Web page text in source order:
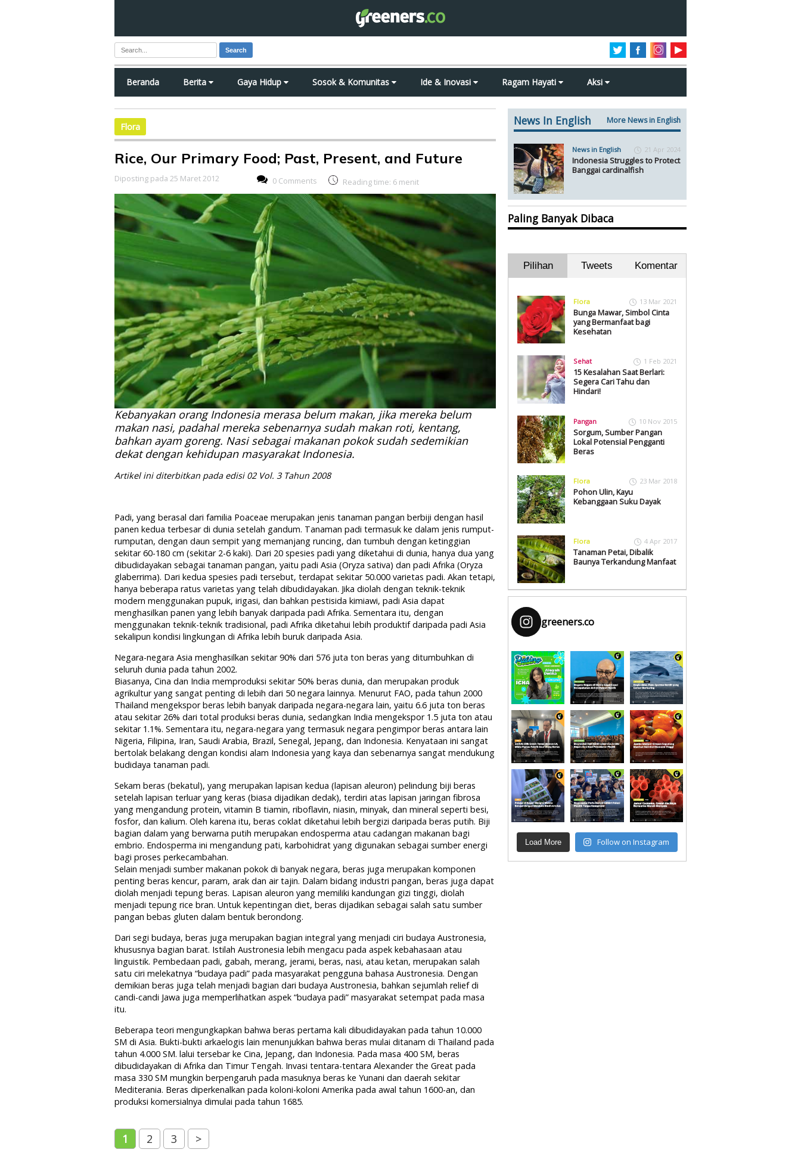
Search
Beranda Berita Gaya Hidup Sosok & Komunitas Ide & Inovasi Ragam Hayati Aksi
Flora
Rice, Our Primary Food; Past, Present, and Future
Diposting pada 25 Maret 2012 0 Comments Reading time: 6 menit
Kebanyakan orang Indonesia merasa belum makan, jika mereka belum
makan nasi, padahal mereka sebenarnya sudah makan roti, kentang,
bahkan ayam goreng. Nasi sebagai makanan pokok sudah sedemikian
dekat dengan kehidupan masyarakat Indonesia.
Artikel ini diterbitkan pada edisi 02 Vol. 3 Tahun 2008
Padi, yang berasal dari familia Poaceae merupakan jenis tanaman pangan berbiji dengan hasil
panen kedua terbesar di dunia setelah gandum. Tanaman padi termasuk ke dalam jenis rumput-
rumputan, dengan daun sempit yang memanjang runcing, dan tumbuh dengan ketinggian
sekitar 60-180 cm (sekitar 2-6 kaki). Dari 20 spesies padi yang diketahui di dunia, hanya dua yang
dibudidayakan sebagai tanaman pangan, yaitu padi Asia (Oryza sativa) dan padi Afrika (Oryza
glaberrima). Dari kedua spesies padi tersebut, terdapat sekitar 50.000 varietas padi. Akan tetapi,
hanya beberapa ratus varietas yang telah dibudidayakan. Jika diolah dengan teknik-teknik
modern menggunakan pupuk, irigasi, dan bahkan pestisida kimiawi, padi Asia dapat
menghasilkan panen yang lebih banyak daripada padi Afrika. Sementara itu, dengan
menggunakan teknik-teknik tradisional, padi Afrika diketahui lebih produktif daripada padi Asia
sekalipun kondisi lingkungan di Afrika lebih buruk daripada Asia.
Negara-negara Asia menghasilkan sekitar 90% dari 576 juta ton beras yang ditumbuhkan di
seluruh dunia pada tahun 2002.
Biasanya, Cina dan India memproduksi sekitar 50% beras dunia, dan merupakan produk
agrikultur yang sangat penting di lebih dari 50 negara lainnya. Menurut FAO, pada tahun 2000
Thailand mengekspor beras lebih banyak daripada negara-negara lain, yaitu 6.6 juta ton beras
atau sekitar 26% dari total produksi beras dunia, sedangkan India mengekspor 1.5 juta ton atau
sekitar 1.1%. Sementara itu, negara-negara yang termasuk negara pengimpor beras antara lain
Nigeria, Filipina, Iran, Saudi Arabia, Brazil, Senegal, Jepang, dan Indonesia. Kenyataan ini sangat
bertolak belakang dengan kondisi alam Indonesia yang kaya dan sebenarnya sangat mendukung
budidaya tanaman padi.
Sekam beras (bekatul), yang merupakan lapisan kedua (lapisan aleuron) pelindung biji beras
setelah lapisan terluar yang keras (biasa dijadikan dedak), terdiri atas lapisan jaringan fibrosa
yang mengandung protein, vitamin B tiamin, riboflavin, niasin, minyak, dan mineral seperti besi,
fosfor, dan kalium. Oleh karena itu, beras coklat diketahui lebih bergizi daripada beras putih. Biji
bagian dalam yang berwarna putih merupakan endosperma atau cadangan makanan bagi
embrio. Endosperma ini mengandung pati, karbohidrat yang digunakan sebagai sumber energi
bagi proses perkecambahan.
Selain menjadi sumber makanan pokok di banyak negara, beras juga merupakan komponen
penting beras kencur, param, arak dan air tajin. Dalam bidang industri pangan, beras juga dapat
diolah menjadi tepung beras. Lapisan aleuron yang memiliki kandungan gizi tinggi, diolah
menjadi tepung rice bran. Untuk kepentingan diet, beras dijadikan sebagai salah satu sumber
pangan bebas gluten dalam bentuk berondong.
Dari segi budaya, beras juga merupakan bagian integral yang menjadi ciri budaya Austronesia,
khususnya bagian barat. Istilah Austronesia lebih mengacu pada aspek kebahasaan atau
linguistik. Pembedaan padi, gabah, merang, jerami, beras, nasi, atau ketan, merupakan salah
satu ciri melekatnya “budaya padi” pada masyarakat pengguna bahasa Austronesia. Dengan
demikian beras juga telah menjadi bagian dari budaya Austronesia, bahkan sejumlah relief di
candi-candi Jawa juga memperlihatkan aspek “budaya padi” masyarakat setempat pada masa
itu.
Beberapa teori mengungkapkan bahwa beras pertama kali dibudidayakan pada tahun 10.000
SM di Asia. Bukti-bukti arkaelogis lain menunjukkan bahwa beras mulai ditanam di Thailand pada
tahun 4.000 SM. lalui tersebar ke Cina, Jepang, dan Indonesia. Pada masa 400 SM, beras
dibudidayakan di Afrika dan Timur Tengah. Invasi tentara-tentara Alexander the Great pada
masa 330 SM mungkin berpengaruh pada masuknya beras ke Yunani dan daerah sekitar
Mediterania. Beras diperkenalkan pada koloni-koloni Amerika pada awal tahun 1600-an, dan
produksi komersialnya dimulai pada tahun 1685.
1 2 3 >
News In English More News in English
News in English 21 Apr 2024
Indonesia Struggles to Protect
Banggai cardinalfish
Paling Banyak Dibaca
Pilihan Tweets Komentar
Flora 13 Mar 2021
Bunga Mawar, Simbol Cinta
yang Bermanfaat bagi
Kesehatan
Sehat 1 Feb 2021
15 Kesalahan Saat Berlari:
Segera Cari Tahu dan
Hindari!
Pangan 10 Nov 2015
Sorgum, Sumber Pangan
Lokal Potensial Pengganti
Beras
Flora 23 Mar 2018
Pohon Ulin, Kayu
Kebanggaan Suku Dayak
Flora 4 Apr 2017
Tanaman Petai, Dibalik
Baunya Terkandung Manfaat
greeners.co
Load More Follow on Instagram